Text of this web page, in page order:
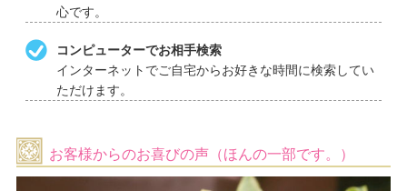
2022/09/02 ・ブログ更新 ＜コミュニケーション力が重要
2022/08/08 ・ブログ更新 ＜ご成婚おめでとうございます
2022/08/05 お盆休暇 ＜8月11日(木・祝) ～ 8月15日(月)＞
2022/06/13 「夏の婚活応援・無料キャンペーン」を掲載し
ました。
心です。
コンピューターでお相手検索
インターネットでご自宅からお好きな時間に検索してい
ただけます。
お客様からのお喜びの声（ほんの一部です。）